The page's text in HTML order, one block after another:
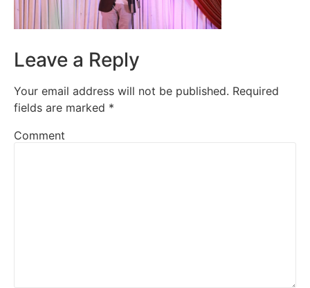
Leave a Reply
Your email address will not be published. Required
fields are marked *
Comment